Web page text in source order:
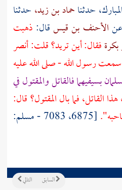
حدثناحماد بن زيد، حدثنا
عنالأحنف بن قيسقال: ذهبت
بكرةفقال: أين تريد؟ قلت: أنصر
رسول الله - صلى الله عليه
بسيفيهما فالقاتل والمقتول في
القاتل، فما بال المقتول؟ قال:
[6875، 7083 - مسلم:
التالي السابق